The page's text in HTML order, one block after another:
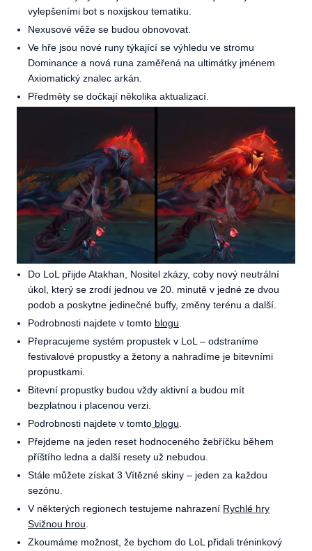
vylepšeními bot s noxijskou tematiku.
Nexusové věže se budou obnovovat.
Ve hře jsou nové runy týkající se výhledu ve stromu
Dominance a nová runa zaměřená na ultimátky jménem
Axiomatický znalec arkán.
Předměty se dočkají několika aktualizací.
Do LoL přijde Atakhan, Nositel zkázy, coby nový neutrální
úkol, který se zrodí jednou ve 20. minutě v jedné ze dvou
podob a poskytne jedinečné buffy, změny terénu a další.
Podrobnosti najdete v tomto blogu
Přepracujeme systém propustek v LoL – odstraníme
festivalové propustky a žetony a nahradíme je bitevními
propustkami.
Bitevní propustky budou vždy aktivní a budou mít
bezplatnou i placenou verzi.
Podrobnosti najdete v tomto blogu
Přejdeme na jeden reset hodnoceného žebříčku během
příštího ledna a další resety už nebudou.
Stále můžete získat 3 Vítězné skiny – jeden za každou
sezónu.
V některých regionech testujeme nahrazení Rychlé hry
Svižnou hrou
Zkoumáme možnost, že bychom do LoL přidali tréninkový